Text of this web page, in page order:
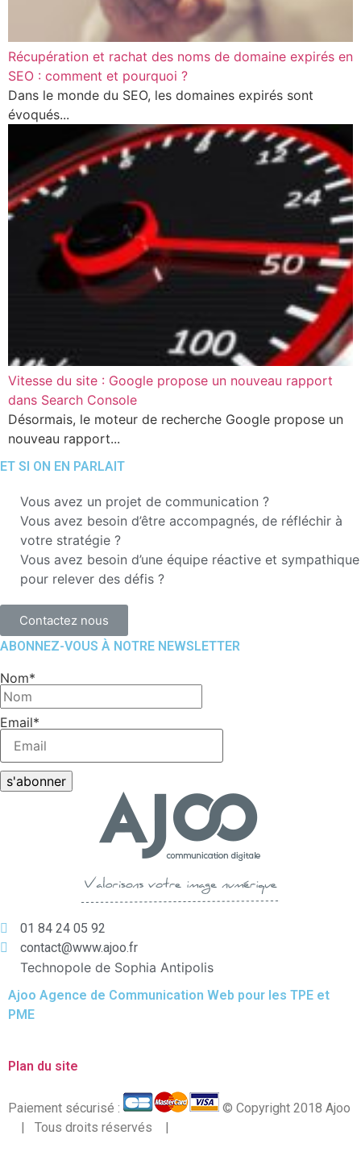
Récupération et rachat des noms de domaine expirés en
SEO : comment et pourquoi ?
Dans le monde du SEO, les domaines expirés sont
évoqués...
Vitesse du site : Google propose un nouveau rapport
dans Search Console
Désormais, le moteur de recherche Google propose un
nouveau rapport...
ET SI ON EN PARLAIT
Vous avez un projet de communication ?
Vous avez besoin d’être accompagnés, de réfléchir à
votre stratégie ?
Vous avez besoin d’une équipe réactive et sympathique
pour relever des défis ?
Contactez nous
ABONNEZ-VOUS À NOTRE NEWSLETTER
Nom*
Email*
01 84 24 05 92
contact@www.ajoo.fr
Technopole de Sophia Antipolis
Ajoo Agence de Communication Web pour les TPE et
PME
Plan du site
Paiement sécurisé :
© Copyright 2018 Ajoo
| Tous droits réservés |